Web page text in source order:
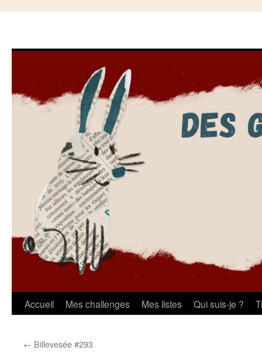
Aller
contenu
Accueil Mes challenges Mes listes Qui suis-je ?
← Billevesée #293